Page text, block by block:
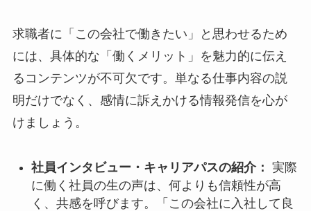
求職者に「この会社で働きたい」と思わせるため
には、具体的な「働くメリット」を魅力的に伝え
るコンテンツが不可欠です。単なる仕事内容の説
明だけでなく、感情に訴えかける情報発信を心が
けましょう。
社員インタビュー・キャリアパスの紹介： 実際
に働く社員の生の声は、何よりも信頼性が高
く、共感を呼びます。「この会社に入社して良